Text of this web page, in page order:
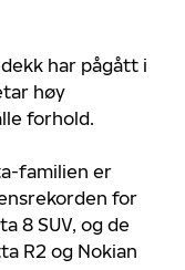
har pågått i
høy
forhold.
familien er
for
8 SUV, og de
R2 og Nokian